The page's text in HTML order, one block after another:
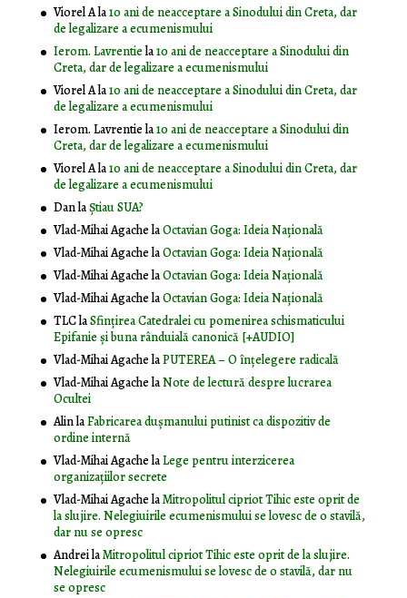
Viorel Ala10 ani de neacceptare a Sinodului din Creta, dar
de legalizare a ecumenismului
Ierom. Lavrentiela10 ani de neacceptare a Sinodului din
Creta, dar de legalizare a ecumenismului
Viorel Ala10 ani de neacceptare a Sinodului din Creta, dar
de legalizare a ecumenismului
Ierom. Lavrentiela10 ani de neacceptare a Sinodului din
Creta, dar de legalizare a ecumenismului
Viorel Ala10 ani de neacceptare a Sinodului din Creta, dar
de legalizare a ecumenismului
DanlaȘtiau SUA?
Vlad-Mihai AgachelaOctavian Goga: Ideia Naţională
Vlad-Mihai AgachelaOctavian Goga: Ideia Naţională
Vlad-Mihai AgachelaOctavian Goga: Ideia Naţională
Vlad-Mihai AgachelaOctavian Goga: Ideia Naţională
TLClaSfințirea Catedralei cu pomenirea schismaticului
Epifanie și buna rânduială canonică [+AUDIO]
Vlad-Mihai AgachelaPUTEREA – O înţelegere radicală
Vlad-Mihai AgachelaNote de lectură despre lucrarea
Ocultei
AlinlaFabricarea dușmanului putinist ca dispozitiv de
ordine internă
Vlad-Mihai AgachelaLege pentru interzicerea
organizaţiilor secrete
Vlad-Mihai AgachelaMitropolitul cipriot Tihic este oprit de
la slujire. Nelegiuirile ecumenismului se lovesc de o stavilă,
dar nu se opresc
AndreilaMitropolitul cipriot Tihic este oprit de la slujire.
Nelegiuirile ecumenismului se lovesc de o stavilă, dar nu
se opresc